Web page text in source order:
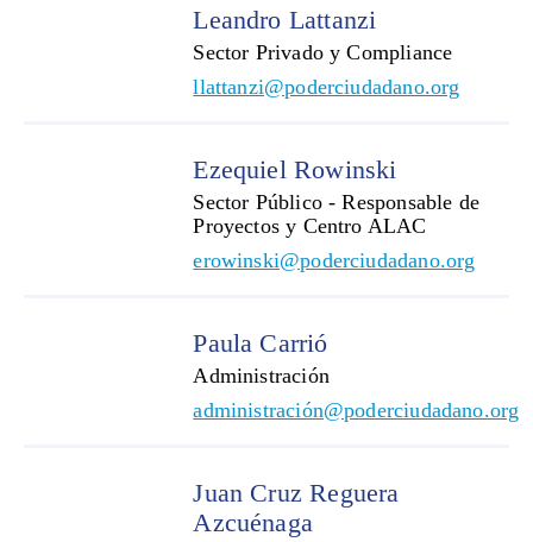
Leandro Lattanzi
Sector Privado y Compliance
llattanzi@poderciudadano.org
Ezequiel Rowinski
Sector Público - Responsable de
Proyectos y Centro ALAC
erowinski@poderciudadano.org
Paula Carrió
Administración
administración@poderciudadano.org
Juan Cruz Reguera
Azcuénaga